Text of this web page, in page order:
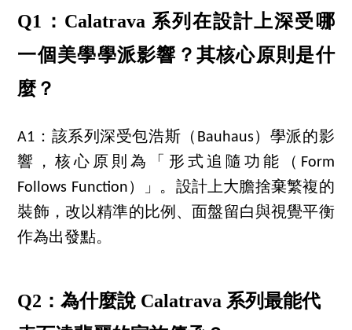
Q1：Calatrava 系列在設計上深受哪
一個美學學派影響？其核心原則是什
麼？
A1：該系列深受包浩斯（Bauhaus）學派的影
響，核心原則為「形式追隨功能（Form
Follows Function）」。設計上大膽捨棄繁複的
裝飾，改以精準的比例、面盤留白與視覺平衡
作為出發點。
Q2：為什麼說 Calatrava 系列最能代